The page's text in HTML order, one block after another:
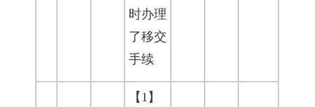
时办理
了移交
手续
【1】